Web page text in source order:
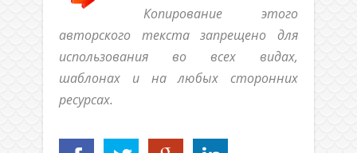
Копирование этого
авторского текста запрещено для
использования во всех видах,
шаблонах и на любых сторонних
ресурсах.